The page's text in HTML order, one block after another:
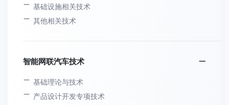
基础设施相关技术
其他相关技术
智能网联汽车技术
基础理论与技术
产品设计开发专项技术